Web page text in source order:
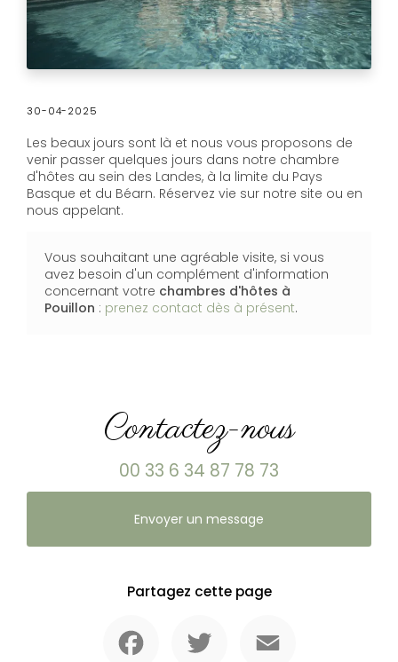
30-04-2025
Les beaux jours sont là et nous vous proposons de
venir passer quelques jours dans notre chambre
d'hôtes au sein des Landes, à la limite du Pays
Basque et du Béarn. Réservez vie sur notre site ou en
nous appelant.
Vous souhaitant une agréable visite, si vous
avez besoin d'un complément d'information
concernant votre chambres d'hôtes à
Pouillon : prenez contact dès à présent.
Contactez-nous
00 33 6 34 87 78 73
Envoyer un message
Partagez cette page